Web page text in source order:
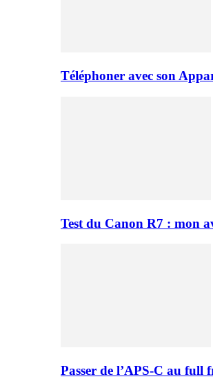
Téléphoner avec son
Test du Canon R7 : mon
Passer de l’APS-C au full